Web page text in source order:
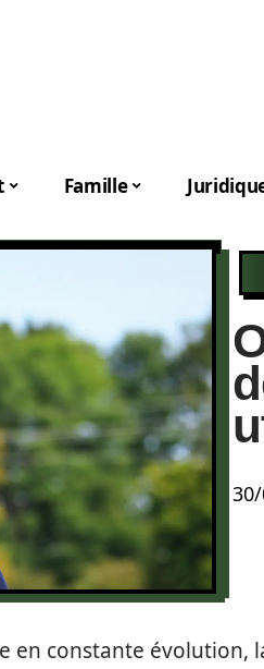
Famille
en constante évolution,